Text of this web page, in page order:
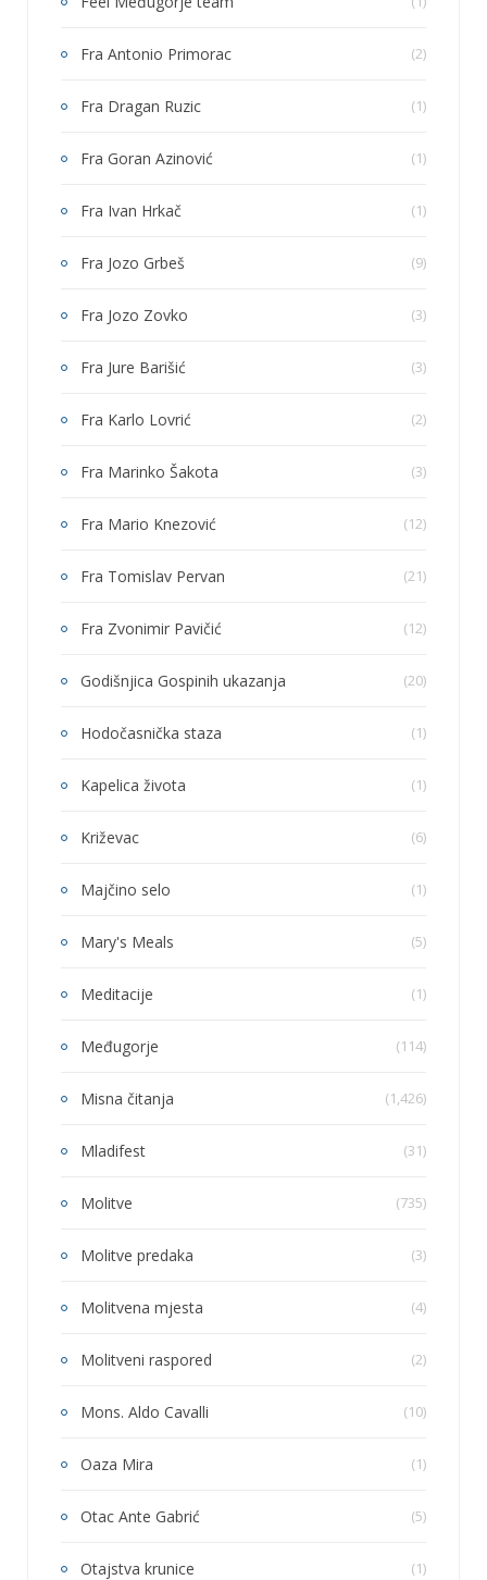
Fra Antonio Primorac (2)
Fra Dragan Ruzic (1)
Fra Goran Azinović (1)
Fra Ivan Hrkač (1)
Fra Jozo Grbeš (9)
Fra Jozo Zovko (3)
Fra Jure Barišić (3)
Fra Karlo Lovrić (2)
Fra Marinko Šakota (3)
Fra Mario Knezović (12)
Fra Tomislav Pervan (21)
Fra Zvonimir Pavičić (12)
Godišnjica Gospinih ukazanja (20)
Hodočasnička staza (1)
Kapelica života (1)
Križevac (6)
Majčino selo (1)
Mary's Meals (5)
Meditacije (1)
Međugorje (114)
Misna čitanja (1,426)
Mladifest (31)
Molitve (735)
Molitve predaka (3)
Molitvena mjesta (4)
Molitveni raspored (2)
Mons. Aldo Cavalli (10)
Oaza Mira (1)
Otac Ante Gabrić (5)
Otajstva krunice (1)